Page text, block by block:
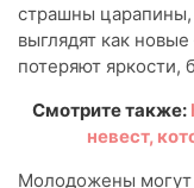
страшны царапины,
выглядят как
потеряют яркости,
Смотрите также:
невест,
Молодожены могут